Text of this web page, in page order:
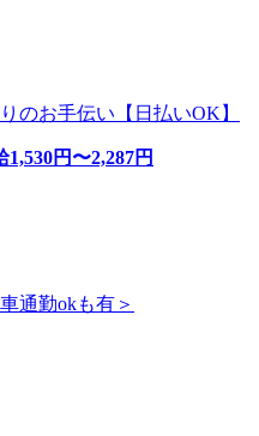
のお手伝い【日払いOK】
1,530円〜2,287円
通勤okも有＞